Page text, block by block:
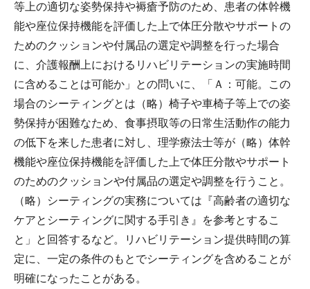
等上の適切な姿勢保持や褥瘡予防のため、患者の体幹機
能や座位保持機能を評価した上で体圧分散やサポートの
ためのクッションや付属品の選定や調整を行った場合
に、介護報酬上におけるリハビリテーションの実施時間
に含めることは可能か」との問いに、「Ａ：可能。この
場合のシーティングとは（略）椅子や車椅子等上での姿
勢保持が困難なため、食事摂取等の日常生活動作の能力
の低下を来した患者に対し、理学療法士等が（略）体幹
機能や座位保持機能を評価した上で体圧分散やサポート
のためのクッションや付属品の選定や調整を行うこと。
（略）シーティングの実務については『高齢者の適切な
ケアとシーティングに関する手引き』を参考とするこ
と」と回答するなど。リハビリテーション提供時間の算
定に、一定の条件のもとでシーティングを含めることが
明確になったことがある。